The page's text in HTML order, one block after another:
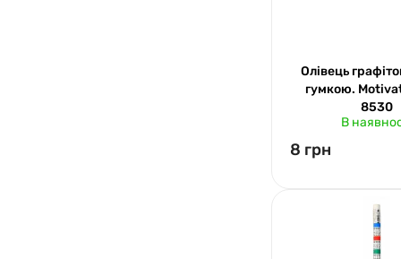
Олівець
гумкою.
8530
В
8 грн